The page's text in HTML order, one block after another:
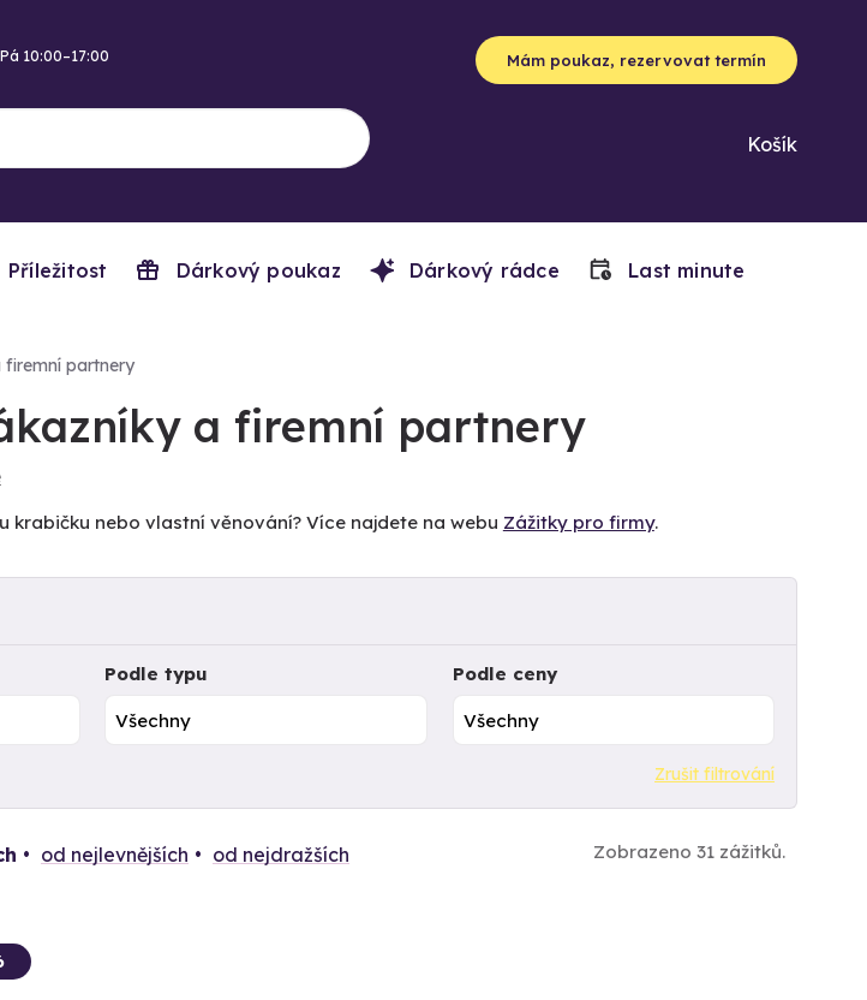
10:00–17:00 Mám poukaz, rezervovat termín
Košík
Příležitost Dárkový poukaz Dárkový rádce Last minute
firemní partnery
a firemní partnery
krabičku nebo vlastní věnování? Více najdete na webu Zážitky pro firmy.
Podle typu Podle ceny
Zrušit filtrování
od nejlevnějších od nejdražších Zobrazeno 31 zážitků.